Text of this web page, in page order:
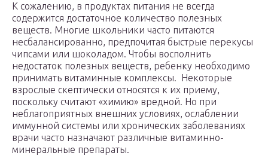
К сожалению, в продуктах питания не всегда
содержится достаточное количество полезных
веществ. Многие школьники часто питаются
несбалансированно, предпочитая быстрые перекусы
чипсами или шоколадом. Чтобы восполнить
недостаток полезных веществ, ребенку необходимо
принимать витаминные комплексы. Некоторые
взрослые скептически относятся к их приему,
поскольку считают «химию» вредной. Но при
неблагоприятных внешних условиях, ослаблении
иммунной системы или хронических заболеваниях
врачи часто назначают различные витаминно-
минеральные препараты.